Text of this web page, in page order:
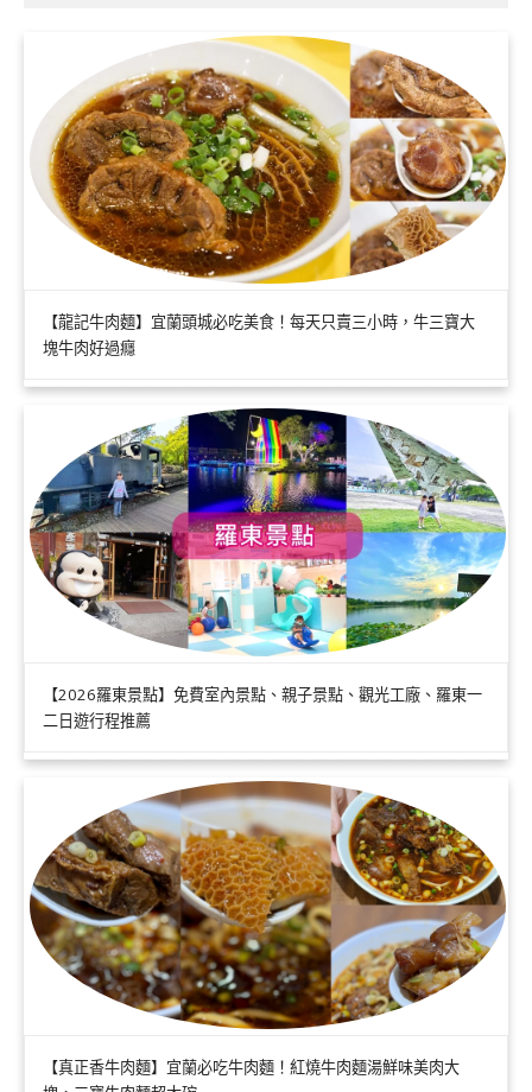
【龍記牛肉麵】宜蘭頭城必吃美食！每天只賣三小時，牛三寶大
塊牛肉好過癮
【2026羅東景點】免費室內景點、親子景點、觀光工廠、羅東一
二日遊行程推薦
【真正香牛肉麵】宜蘭必吃牛肉麵！紅燒牛肉麵湯鮮味美肉大